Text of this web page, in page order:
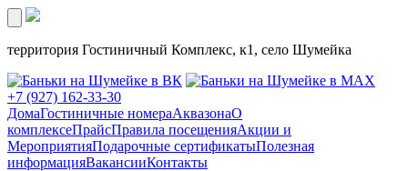
территория Гостиничный Комплекс, к1, село Шумейка
+7 (927) 162-33-30
ДомаГостиничные номераАквазонаО
комплексеПрайсПравила посещенияАкции и
МероприятияПодарочные сертификатыПолезная
информацияВакансииКонтакты